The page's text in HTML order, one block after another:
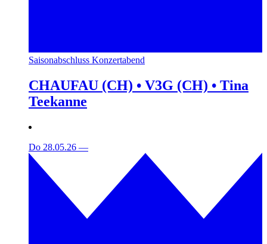
Saisonabschluss Konzertabend
CHAUFAU (CH) • V3G (CH) • Tina
Teekanne
Do 28.05.26 —